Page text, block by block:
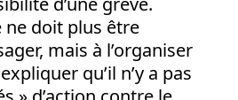
ne doit plus être
mais à l’organiser
qu’il n’y a pas